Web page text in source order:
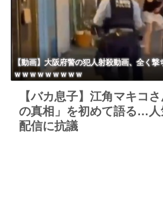
【動画】大阪府警の犯人射殺動画、全く
ｗｗｗｗｗｗｗｗｗ
【バカ息子】江角マキコ
の真相」を初めて語る…
配信に抗議